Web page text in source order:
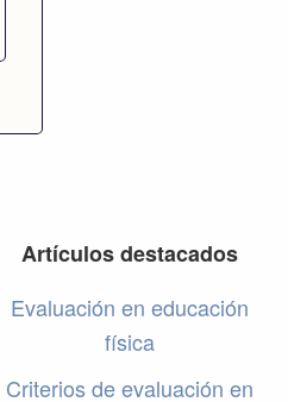
Artículos destacados
Evaluación en educación
física
Criterios de evaluación en